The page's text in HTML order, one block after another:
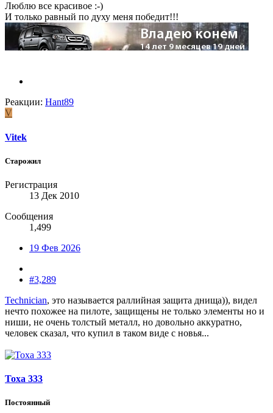
Люблю все красивое :-)
И только равный по духу меня победит!!!
Реакции: Hant89
V
Vitek
Старожил
Регистрация
13 Дек 2010
Сообщения
1,499
19 Фев 2026
#3,289
Technician, это называется раллийная защита днища)), видел
нечто похожее на пилоте, защищены не только элементы но и
ниши, не очень толстый металл, но довольно аккуратно,
человек сказал, что купил в таком виде с новья...
Тоха 333
Постоянный